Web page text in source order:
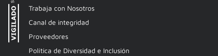
Trabaja con Nosotros
Canal de integridad
Proveedores
Política de Diversidad e Inclusión